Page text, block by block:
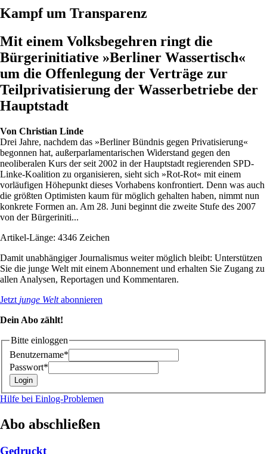
Kampf um Transparenz
Mit einem Volksbegehren ringt die
Bürgerinitiative »Berliner Wassertisch«
um die Offenlegung der Verträge zur
Teilprivatisierung der Wasserbetriebe der
Hauptstadt
Von Christian Linde
Drei Jahre, nachdem das »Berliner Bündnis gegen Privatisierung«
begonnen hat, außerparlamentarischen Widerstand gegen den
neoliberalen Kurs der seit 2002 in der Hauptstadt regierenden SPD-
Linke-Koalition zu organisieren, sieht sich »Rot-Rot« mit einem
vorläufigen Höhepunkt dieses Vorhabens konfrontiert. Denn was auch
die größten Optimisten kaum für möglich gehalten haben, nimmt nun
konkrete Formen an. Am 28. Juni beginnt die zweite Stufe des 2007
von der Bürgeriniti...
Artikel-Länge: 4346 Zeichen
Damit unabhängiger Journalismus weiter möglich bleibt: Unterstützen
Sie die junge Welt mit einem Abonnement und erhalten Sie Zugang zu
allen Analysen, Reportagen und Kommentaren.
Jetzt junge Weltabonnieren
Dein Abo zählt!
Bitte einloggen
Benutzername*
Passwort*
Hilfe bei Einlog-Problemen
Abo abschließen
Gedruckt